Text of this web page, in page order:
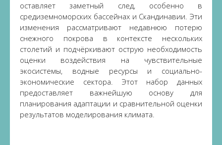
оставляет заметный след, особенно в
средиземноморских бассейнах и Скандинавии. Эти
изменения рассматривают недавнюю потерю
снежного покрова в контексте нескольких
столетий и подчёркивают острую необходимость
оценки воздействия на чувствительные
экосистемы, водные ресурсы и социально-
экономические сектора. Этот набор данных
предоставляет важнейшую основу для
планирования адаптации и сравнительной оценки
результатов моделирования климата.